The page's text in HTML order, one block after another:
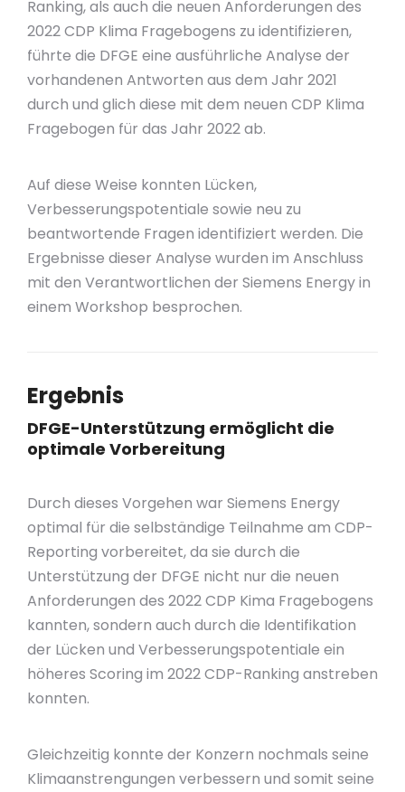
Ranking, als auch die neuen Anforderungen des
2022 CDP Klima Fragebogens zu identifizieren,
führte die DFGE eine ausführliche Analyse der
vorhandenen Antworten aus dem Jahr 2021
durch und glich diese mit dem neuen CDP Klima
Fragebogen für das Jahr 2022 ab.
Auf diese Weise konnten Lücken,
Verbesserungspotentiale sowie neu zu
beantwortende Fragen identifiziert werden. Die
Ergebnisse dieser Analyse wurden im Anschluss
mit den Verantwortlichen der Siemens Energy in
einem Workshop besprochen.
Ergebnis
DFGE-Unterstützung ermöglicht die
optimale Vorbereitung
Durch dieses Vorgehen war Siemens Energy
optimal für die selbständige Teilnahme am CDP-
Reporting vorbereitet, da sie durch die
Unterstützung der DFGE nicht nur die neuen
Anforderungen des 2022 CDP Kima Fragebogens
kannten, sondern auch durch die Identifikation
der Lücken und Verbesserungspotentiale ein
höheres Scoring im 2022 CDP-Ranking anstreben
konnten.
Gleichzeitig konnte der Konzern nochmals seine
Klimaanstrengungen verbessern und somit seine